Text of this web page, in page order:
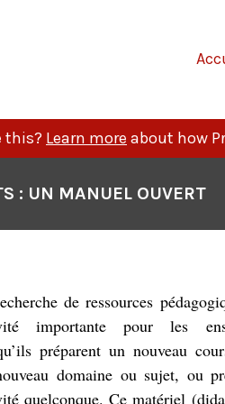
this? Learn more about how
: UN MANUEL OUVERT
de ressources
importante pour les
préparent un nouveau
domaine ou sujet, ou
quelconque. Ce matériel